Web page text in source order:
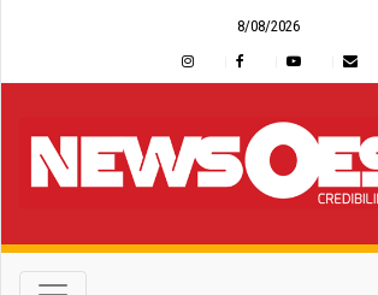
8/08/2026